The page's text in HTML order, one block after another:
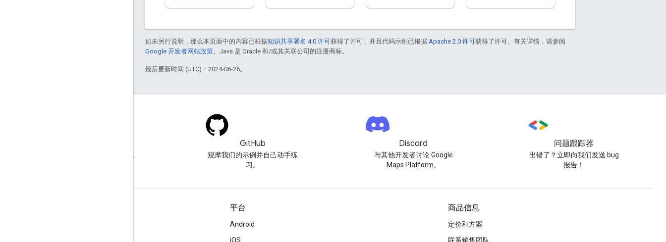
如未另行说明，那么本页面中的内容已根据知识共享署名 4.0 许可获得了许可，并且代码示例已根据 Apache 2.0 许可获得了许可。有关详情，请参阅
Google 开发者网站政策。Java 是 Oracle 和/或其关联公司的注册商标。
最后更新时间 (UTC)：2024-06-26。
在 google-maps 标签下提问。
GitHub
观摩我们的示例并自己动手练
习。
Discord
与其他开发者讨论 Google
Maps Platform。
问题跟踪器
出错了？立即向我们发送 bug
报告！
平台
Android
iOS
商品信息
定价和方案
联系销售团队